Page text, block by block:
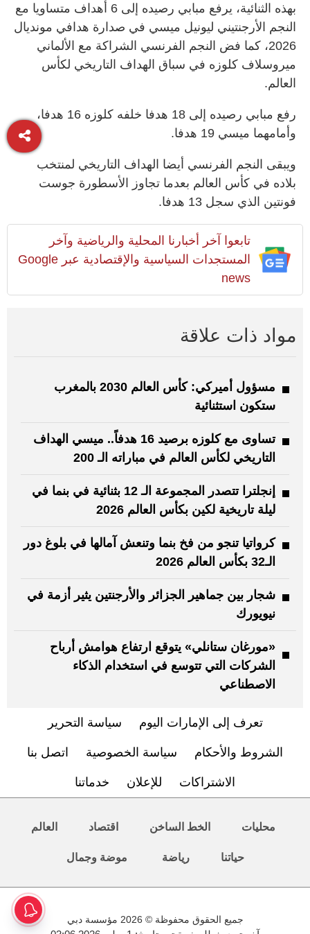
بهذه الثنائية، يرفع مبابي رصيده إلى 6 أهداف متساويا مع
النجم الأرجنتيني ليونيل ميسي في صدارة هدافي مونديال
2026، كما فض النجم الفرنسي الشراكة مع الألماني
ميروسلاف كلوزه في سباق الهداف التاريخي لكأس
العالم.
رفع مبابي رصيده إلى 18 هدفا خلفه كلوزه 16 هدفا،
وأمامهما ميسي 19 هدفا.
ويبقى النجم الفرنسي أيضا الهداف التاريخي لمنتخب
بلاده في كأس العالم بعدما تجاوز الأسطورة جوست
فونتين الذي سجل 13 هدفا.
تابعوا آخر أخبارنا المحلية والرياضية وآخر
المستجدات السياسية والإقتصادية عبر Google
news
مواد ذات علاقة
مسؤول أميركي: كأس العالم 2030 بالمغرب
ستكون استثنائية
تساوى مع كلوزه برصيد 16 هدفاً.. ميسي الهداف
التاريخي لكأس العالم في مباراته الـ 200
إنجلترا تتصدر المجموعة الـ 12 بثنائية في بنما في
ليلة تاريخية لكين بكأس العالم 2026
كرواتيا تنجو من فخ بنما وتنعش آمالها في بلوغ دور
الـ32 بكأس العالم 2026
شجار بين جماهير الجزائر والأرجنتين يثير أزمة في
نيويورك
«مورغان ستانلي» يتوقع ارتفاع هوامش أرباح
الشركات التي تتوسع في استخدام الذكاء
الاصطناعي
تعرف إلى الإمارات اليوم سياسة التحرير
الشروط والأحكام سياسة الخصوصية اتصل بنا
الاشتراكات للإعلان خدماتنا
محليات الخط الساخن اقتصاد العالم
حياتنا رياضة موضة وجمال
جميع الحقوق محفوظة © 2026 مؤسسة دبي